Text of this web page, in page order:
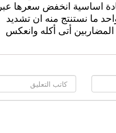
اساسية انخفض سعرها عبر
الواحد ما نستنتج منه ان تشديد
أتى أكله وانعكس